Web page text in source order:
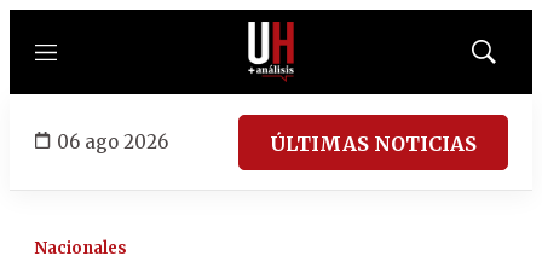
Menú
Mostrar
06 ago 2026 ÚLTIMAS NOTICIAS
Nacionales